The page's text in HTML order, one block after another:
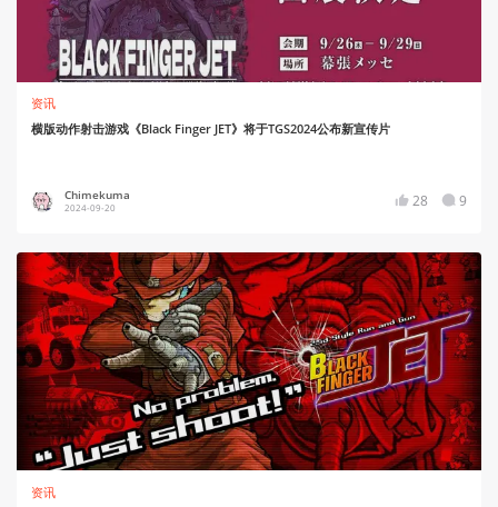
资讯
横版动作射击游戏《Black Finger JET》将于TGS2024公布新宣传片
Chimekuma
2024-09-20 28 9
资讯